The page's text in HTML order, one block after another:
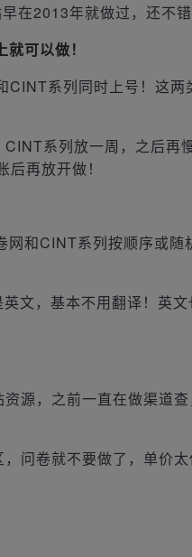
在2013年就做过，还不错
可以做！
CINT系列同时上号！这
系列放一周，之后再
再放开做！
和CINT系列按顺序或
文，基本不用翻译！英
源，之前一直在做渠道
问卷就不要做了，单价